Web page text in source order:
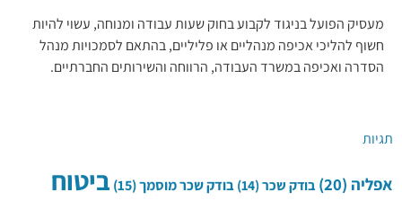
מעסיק הפועל בניגוד לקבוע בחוק שעות עבודה ומנוחה, עשוי להיות
חשוף להליכי אכיפה מנהליים או פליליים, בהתאם לסמכויות מנהל
הסדרה ואכיפה במשרד העבודה, הרווחה והשירותים החברתיים.
תגיות
אפליה(20) בודק שכר(14) בודק שכר מוסמך(15)
ביטוח